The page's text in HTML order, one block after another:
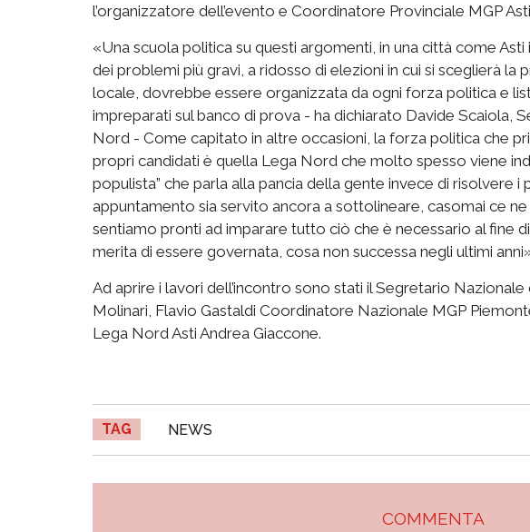
l’organizzatore dell’evento e Coordinatore Provinciale MGP
«Una scuola politica su questi argomenti, in una città come
dei problemi più gravi, a ridosso di elezioni in cui si sceglierà la
locale, dovrebbe essere organizzata da ogni forza politica e
impreparati sul banco di prova - ha dichiarato Davide Scaiola,
Nord - Come capitato in altre occasioni, la forza politica che
propri candidati è quella Lega Nord che molto spesso viene
populista” che parla alla pancia della gente invece di risolvere
appuntamento sia servito ancora a sottolineare, casomai ce
sentiamo pronti ad imparare tutto ciò che è necessario al fine
merita di essere governata, cosa non successa negli ultimi
Ad aprire i lavori dell’incontro sono stati il Segretario
Molinari, Flavio Gastaldi Coordinatore Nazionale MGP
Lega Nord Asti Andrea Giaccone.
TAG NEWS
COMMENTA